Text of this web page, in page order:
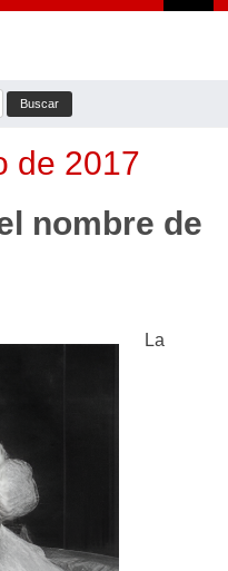
de 2017
nombre de
La